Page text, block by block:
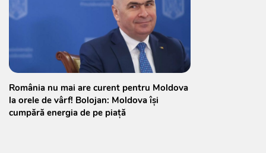
România nu mai are curent pentru Moldova
la orele de vârf! Bolojan: Moldova își
cumpără energia de pe piață